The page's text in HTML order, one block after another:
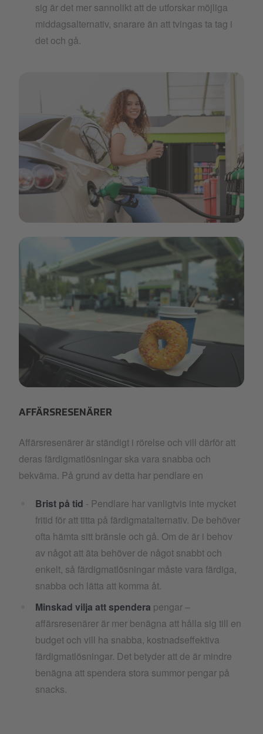
sig är det mer sannolikt att de utforskar möjliga
middagsalternativ, snarare än att tvingas ta tag i
det och gå.
AFFÄRSRESENÄRER
Affärsresenärer är ständigt i rörelse och vill därför att
deras färdigmatlösningar ska vara snabba och
bekväma. På grund av detta har pendlare en
Brist på tid - Pendlare har vanligtvis inte mycket
fritid för att titta på färdigmatalternativ. De behöver
ofta hämta sitt bränsle och gå. Om de är i behov
av något att äta behöver de något snabbt och
enkelt, så färdigmatlösningar måste vara färdiga,
snabba och lätta att komma åt.
Minskad vilja att spendera pengar –
affärsresenärer är mer benägna att hålla sig till en
budget och vill ha snabba, kostnadseffektiva
färdigmatlösningar. Det betyder att de är mindre
benägna att spendera stora summor pengar på
snacks.